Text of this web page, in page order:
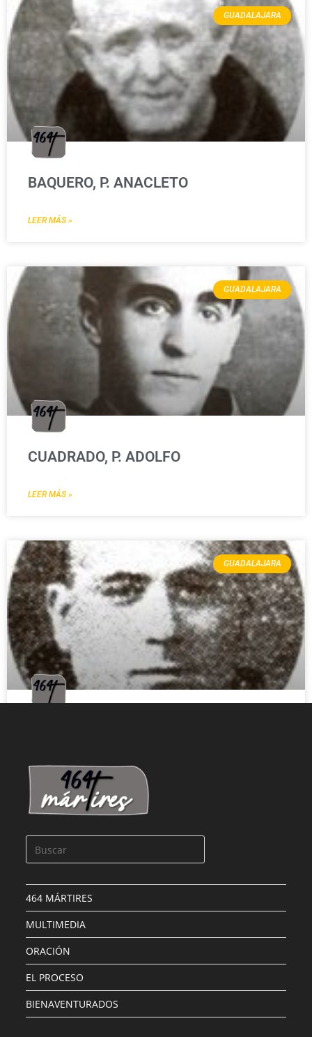
GUADALAJARA
BAQUERO, P. ANACLETO
LEER MÁS »
GUADALAJARA
CUADRADO, P. ADOLFO
LEER MÁS »
GUADALAJARA
LEER MÁS »
464 MÁRTIRES
MULTIMEDIA
ORACIÓN
EL PROCESO
BIENAVENTURADOS